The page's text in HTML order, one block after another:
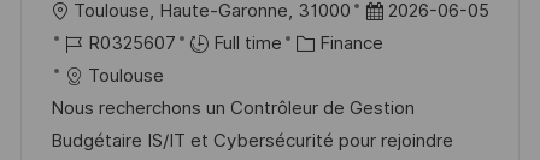
a
g
o
o
c
a
l
Toulouse, Haute-Garonne, 31000
D
a
e
d
2026-06-05
R
é
f
é
R0325607 Full time
C
t
é
Finance
Toulouse
Nous recherchons un Contrôleur de Gestion
Budgétaire IS/IT et Cybersécurité pour rejoindre